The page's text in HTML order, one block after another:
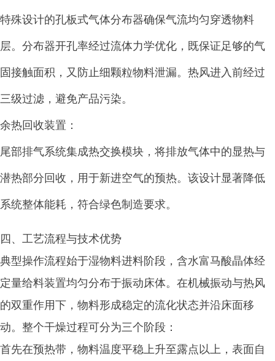
特殊设计的孔板式气体分布器确保气流均匀穿透物料
层。分布器开孔率经过流体力学优化，既保证足够的气
固接触面积，又防止细颗粒物料泄漏。热风进入前经过
三级过滤，避免产品污染。
余热回收装置：
尾部排气系统集成热交换模块，将排放气体中的显热与
潜热部分回收，用于新进空气的预热。该设计显著降低
系统整体能耗，符合绿色制造要求。
四、工艺流程与技术优势
典型操作流程始于湿物料进料阶段，含水富马酸晶体经
定量给料装置均匀分布于振动床体。在机械振动与热风
的双重作用下，物料形成稳定的流化状态并沿床面移
动。整个干燥过程可分为三个阶段：
首先在预热带，物料温度平稳上升至露点以上，表面自